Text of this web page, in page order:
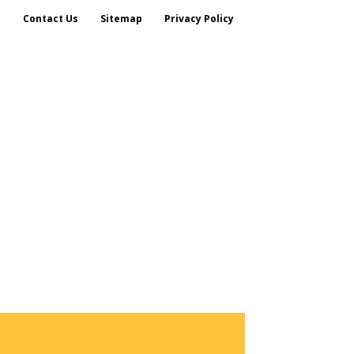
Contact Us Sitemap Privacy Policy